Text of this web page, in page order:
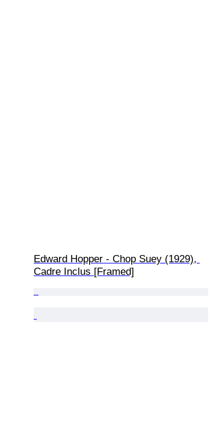
Edward Hopper - Chop Suey (1929),
Cadre Inclus [Framed]